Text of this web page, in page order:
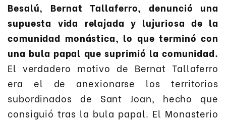
Besalú, Bernat Tallaferro, denunció una
supuesta vida relajada y lujuriosa de la
comunidad monástica, lo que terminó con
una bula papal que suprimió la comunidad.
El verdadero motivo de Bernat Tallaferro
era el de anexionarse los territorios
subordinados de Sant Joan, hecho que
consiguió tras la bula papal. El Monasterio